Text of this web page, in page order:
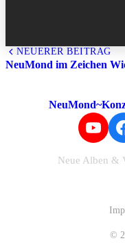
NEUERER BEITRAG
NeuMond im Zeichen
Neue Alben &
©